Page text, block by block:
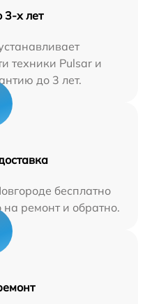
3-х лет
техники Pulsar и
до 3 лет.
бесплатно
на ремонт и обратно.